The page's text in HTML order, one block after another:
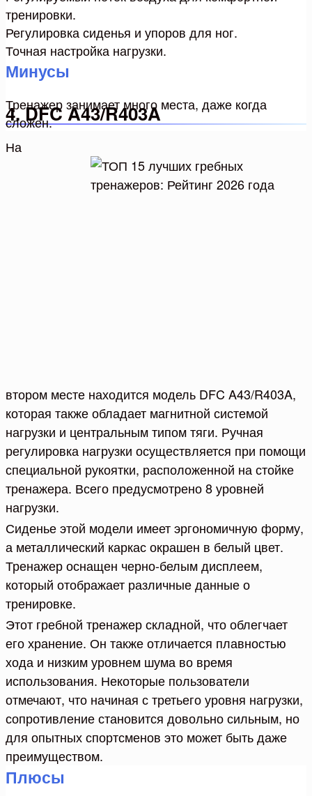
тренировки.
Регулировка сиденья и упоров для ног.
Точная настройка нагрузки.
Минусы
Тренажер занимает много места, даже когда
сложен.
4. DFC A43/R403A
На
втором месте находится модель DFC A43/R403A,
которая также обладает магнитной системой
нагрузки и центральным типом тяги. Ручная
регулировка нагрузки осуществляется при помощи
специальной рукоятки, расположенной на стойке
тренажера. Всего предусмотрено 8 уровней
нагрузки.
Сиденье этой модели имеет эргономичную форму,
а металлический каркас окрашен в белый цвет.
Тренажер оснащен черно-белым дисплеем,
который отображает различные данные о
тренировке.
Этот гребной тренажер складной, что облегчает
его хранение. Он также отличается плавностью
хода и низким уровнем шума во время
использования. Некоторые пользователи
отмечают, что начиная с третьего уровня нагрузки,
сопротивление становится довольно сильным, но
для опытных спортсменов это может быть даже
преимуществом.
Плюсы